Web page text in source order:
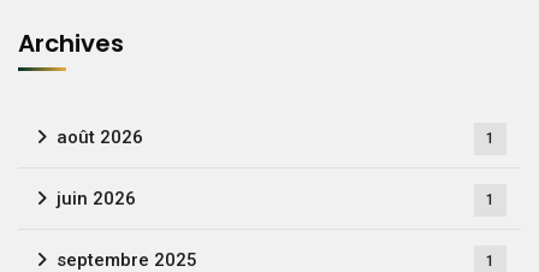
Archives
août 2026 1
juin 2026 1
septembre 2025 1